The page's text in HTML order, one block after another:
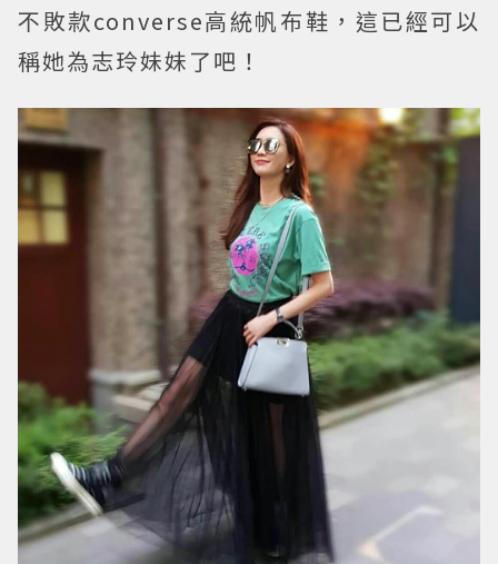
不敗款converse高統帆布鞋，這已經可以
稱她為志玲妹妹了吧！